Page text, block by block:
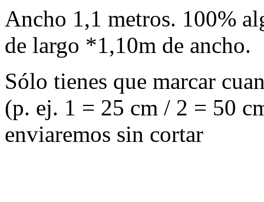
Ancho 1,1 metros. 100%
de largo *1,10m de ancho.
Sólo tienes que marcar
(p. ej. 1 = 25 cm / 2 = 50
enviaremos sin cortar